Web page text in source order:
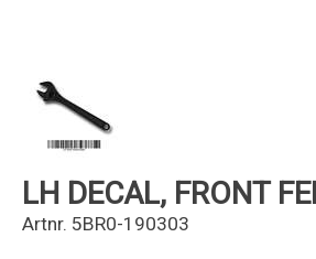
LH DECAL, FRONT
Artnr. 5BR0-190303